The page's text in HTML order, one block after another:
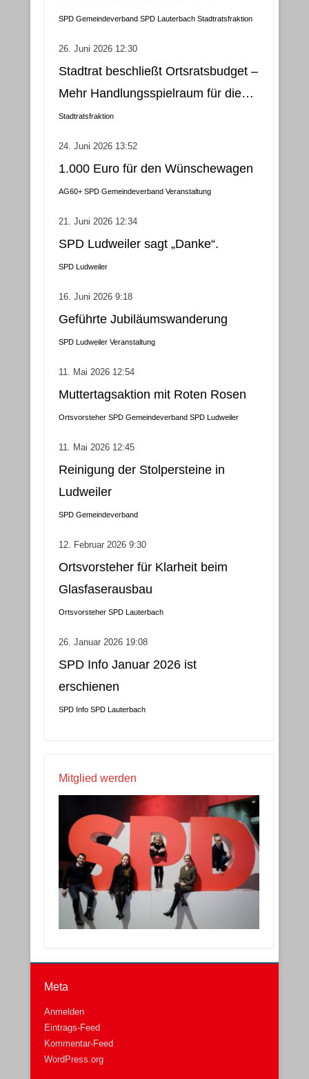
Klimatisierung als wirtschaftliche
SPD Gemeindeverband SPD Lauterbach Stadtratsfraktion
26. Juni 2026 12:30
Stadtrat beschließt Ortsratsbudget –
Mehr Handlungsspielraum für die
Gemeindebezirke
Stadtratsfraktion
24. Juni 2026 13:52
1.000 Euro für den Wünschewagen
AG60+ SPD Gemeindeverband Veranstaltung
21. Juni 2026 12:34
SPD Ludweiler sagt „Danke“.
SPD Ludweiler
16. Juni 2026 9:18
Geführte Jubiläumswanderung
SPD Ludweiler Veranstaltung
11. Mai 2026 12:54
Muttertagsaktion mit Roten Rosen
Ortsvorsteher SPD Gemeindeverband SPD Ludweiler
11. Mai 2026 12:45
Reinigung der Stolpersteine in
Ludweiler
SPD Gemeindeverband
12. Februar 2026 9:30
Ortsvorsteher für Klarheit beim
Glasfaserausbau
Ortsvorsteher SPD Lauterbach
26. Januar 2026 19:08
SPD Info Januar 2026 ist
erschienen
SPD Info SPD Lauterbach
Mitglied werden
Meta
Anmelden
Eintrags-Feed
Kommentar-Feed
WordPress.org